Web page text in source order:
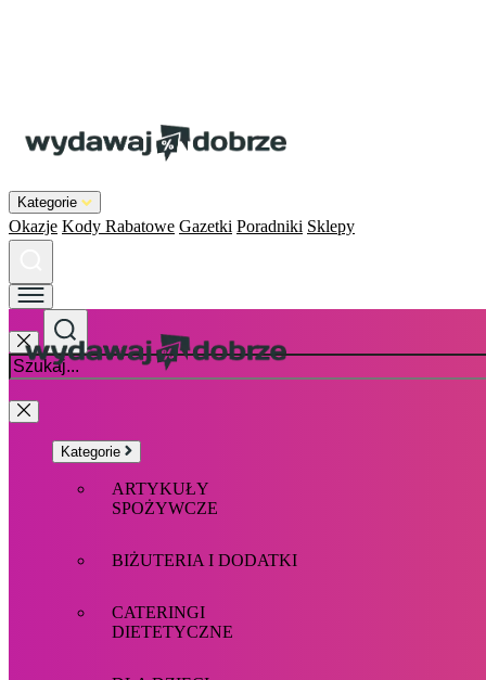
Kategorie
Okazje Kody Rabatowe Gazetki Poradniki Sklepy
Kategorie
ARTYKUŁY
SPOŻYWCZE
BIŻUTERIA I DODATKI
CATERINGI
DIETETYCZNE